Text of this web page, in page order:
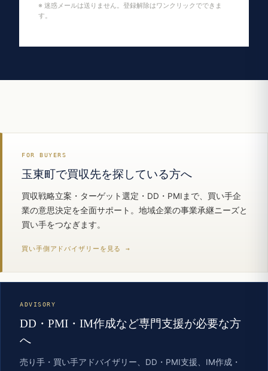
※ 迷惑メールは送りません。登録解除はワンクリックでできま
す。
FOR BUYERS
玉東町で買収先を探している方へ
買収戦略立案・ターゲット選定・DD・PMIまで、買い手企
業の意思決定を全面サポート。地域企業の事業承継ニーズと
買い手をつなぎます。
買い手側アドバイザリーを見る →
ADVISORY
DD・PMI・IM作成など専門支援が必要な方
へ
売り手・買い手アドバイザリー、DD・PMI支援、IM作成・